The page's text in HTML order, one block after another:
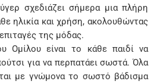
σχεδιάζει σήμερα μια πλήρη
ηλικία και χρήση, ακολουθώντας
της μόδας.
Ομίλου είναι το κάθε παιδί να
για να περπατάει σωστά. Όλα
με γνώμονα το σωστό βάδισμα